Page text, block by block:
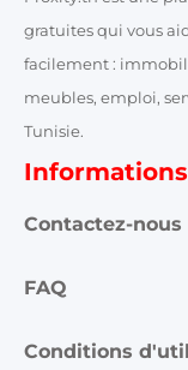
gratuites qui vous
facilement :
meubles, emploi,
Tunisie.
Contactez-nous
FAQ
Conditions